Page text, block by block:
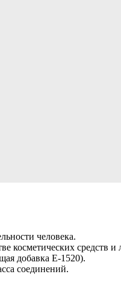
человека.
косметических средств и
добавка E-1520).
соединений.